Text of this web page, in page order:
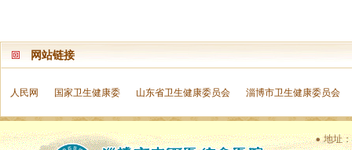
网站链接
人民网 国家卫生健康委 山东省卫生健康委员会 淄博市卫生健康委员会
地址